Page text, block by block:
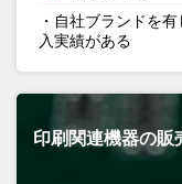
・自社ブランドを
入実績がある
印刷関連機器の